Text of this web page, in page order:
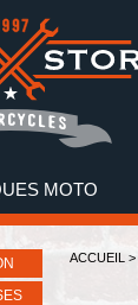
MOTO
ACCUEIL >